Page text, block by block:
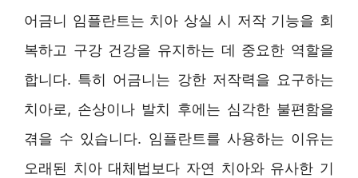
어금니 임플란트는 치아 상실 시 저작 기능을 회
복하고 구강 건강을 유지하는 데 중요한 역할을
합니다. 특히 어금니는 강한 저작력을 요구하는
치아로, 손상이나 발치 후에는 심각한 불편함을
겪을 수 있습니다. 임플란트를 사용하는 이유는
오래된 치아 대체법보다 자연 치아와 유사한 기